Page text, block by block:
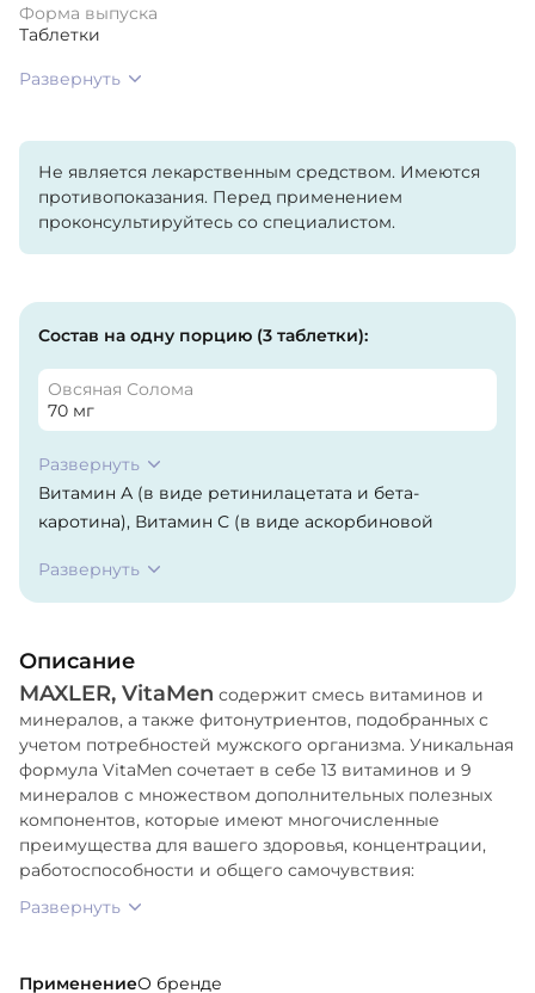
Форма выпуска
Таблетки
Развернуть
Не является лекарственным средством. Имеются
противопоказания. Перед применением
проконсультируйтесь со специалистом.
Состав на одну порцию (3 таблетки):
Овсяная Солома
70 мг
Развернуть
Витамин А (в виде ретинилацетата и бета-
каротина), Витамин С (в виде аскорбиновой
Витамин Е (D-Альфа-токоферилацетат и D-альфа-
токоферилсукцинат), Витамин К (в виде
тиамина), Рибофлавин, Ниацин (в виде ниацина и
ниацинамида), Витамин В6 (в виде пиридоксина
HCl), Фолиевая кислота (в виде фолиевой
кислоты), Витамин В12 (в виде цианокобаламина),
Биотин, Пантотеновая кислота (в виде D-
пантотената кальция), Холин (в виде битартрата
холина), Кальций (в виде карбоната кальция), Йод
(в виде ламинарии), Магний (в виде оксида
виде аминокислотного хелата селена), Медь (в
виде глюконата марганца), Хром (в виде хелата
Развернуть
Описание
MAXLER, VitaMen содержит смесь витаминов и
минералов, а также фитонутриентов, подобранных с
учетом потребностей мужского организма. Уникальная
формула VitaMen сочетает в себе 13 витаминов и 9
минералов с множеством дополнительных полезных
компонентов, которые имеют многочисленные
преимущества для вашего здоровья, концентрации,
работоспособности и общего самочувствия:
Развернуть
ПрименениеО бренде